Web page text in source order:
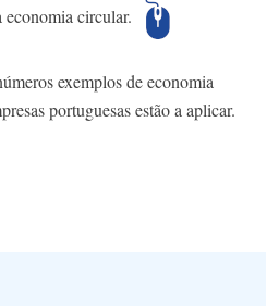
economia circular.
exemplos de economia
portuguesas estão a aplicar.